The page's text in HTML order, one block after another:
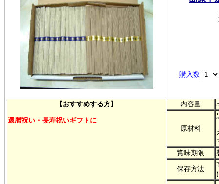
購入数
【おすすめする方】
還暦祝い・長寿祝いギフトに
内容量
原材料
賞味期限
保存方法